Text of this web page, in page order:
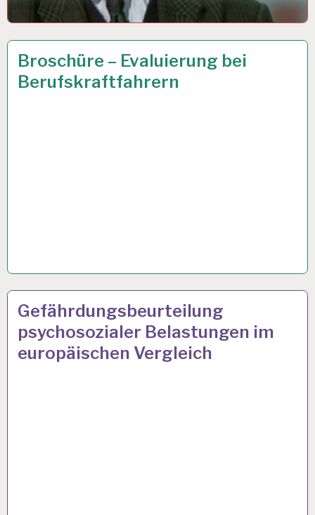
ARBEITSANALYSE…
Broschüre – Evaluierung bei
Berufskraftfahrern
23 MÄRZ 2017
ARBEIT
UND
GESUNDHEIT…
Gefährdungsbeurteilung
psychosozialer Belastungen im
europäischen Vergleich
8 FEB. 2017